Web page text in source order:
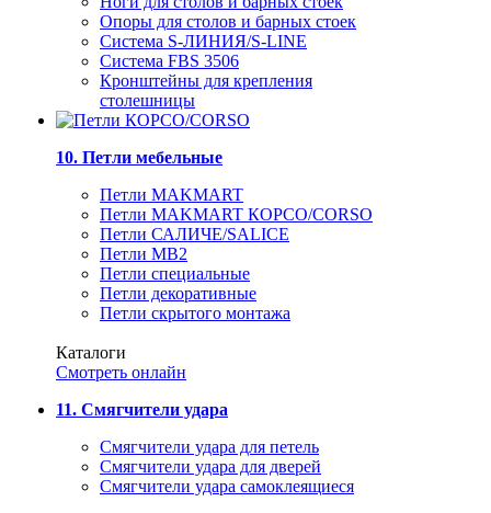
Опоры для столов и барных стоек
Система S-ЛИНИЯ/S-LINE
Система FBS 3506
Кронштейны для крепления
столешницы
10. Петли мебельные
Петли MAKMART
Петли MAKMART КОРСО/CORSO
Петли САЛИЧЕ/SALICE
Петли MB2
Петли специальные
Петли декоративные
Петли скрытого монтажа
Каталоги
Смотреть онлайн
11. Смягчители удара
Смягчители удара для петель
Смягчители удара для дверей
Cмягчители удара самоклеящиеся